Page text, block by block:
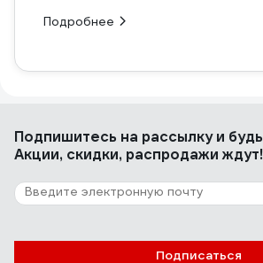
Подробнее
Подпишитесь на рассылкуи
Акции, скидки, распродажи ждут!
Подписаться